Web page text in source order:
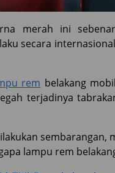
merah ini
secara
rem belakang
terjadinya
sembarangan,
lampu rem